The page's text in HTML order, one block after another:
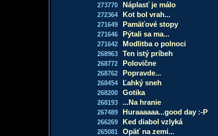
273770 Náplasť je málo
272364 Kot bol vrah...
271649 Pamäťové stopy
271646 Pýtali sa ma...
271642 Modlitba o polnoci
268963 Ten istý príbeh
268772 Polovične
268762 Popravde...
268454 Ľahký sneh
268200 Gotika
268193 ...Na hranie
267489 Huraaaaaa...good day :-P
266269 Ked diabol vzlyká
265081 Opäť na zemi...